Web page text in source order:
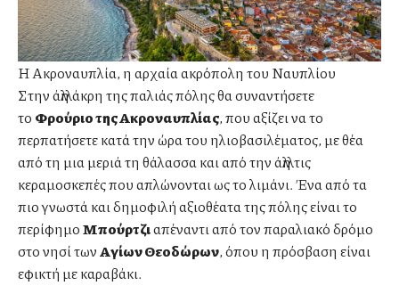
Η Ακροναυπλία, η αρχαία ακρόπολη του Ναυπλίου
Στην άλλη άκρη της παλιάς πόλης θα συναντήσετε
το Φρούριο της Ακροναυπλίας, που αξίζει να το
περπατήσετε κατά την ώρα του ηλιοβασιλέματος, με θέα
από τη μια μεριά τη θάλασσα και από την άλλη τις
κεραμοσκεπές που απλώνονται ως το λιμάνι. Ένα από τα
πιο γνωστά και δημοφιλή αξιοθέατα της πόλης είναι το
περίφημοΜπούρτζιαπέναντι από τον παραλιακό δρόμο
στο νησί τωνΑγίων Θεοδώρων, όπου η πρόσβαση είναι
εφικτή με καραβάκι.